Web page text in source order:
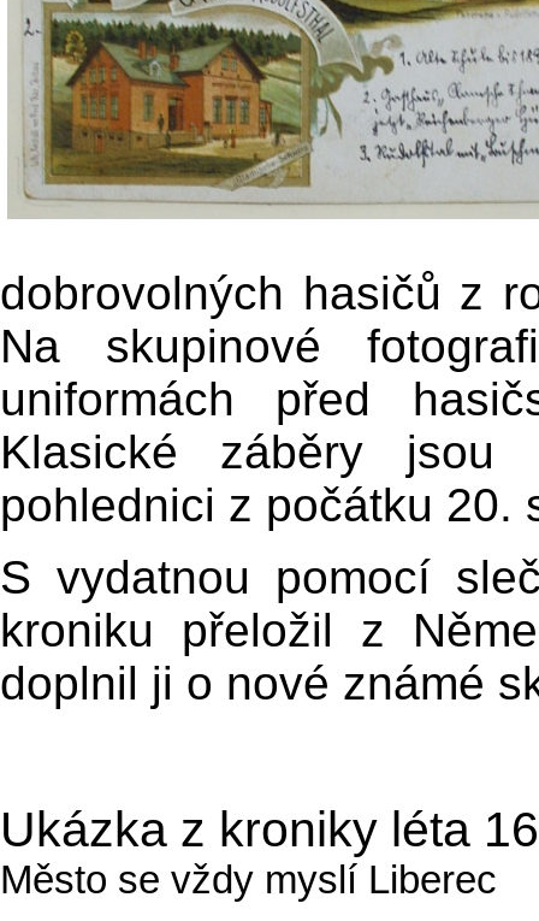
dobrovolných hasičů z
Na skupinové
uniformách před
Klasické záběry
pohlednici z počátku 20.
S vydatnou pomocí
kroniku přeložil z
doplnil ji o nové známé
Ukázka z kroniky léta
Město se vždy myslí Liberec